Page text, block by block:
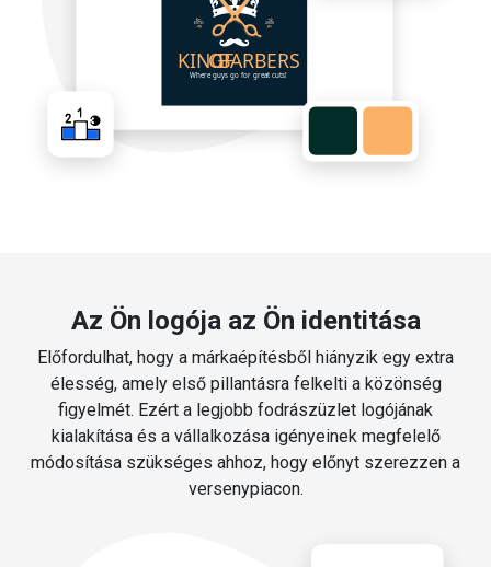
Az Ön logója az Ön identitása
Előfordulhat, hogy a márkaépítésből hiányzik egy extra
élesség, amely első pillantásra felkelti a közönség
figyelmét. Ezért a legjobb fodrászüzlet logójának
kialakítása és a vállalkozása igényeinek megfelelő
módosítása szükséges ahhoz, hogy előnyt szerezzen a
versenypiacon.